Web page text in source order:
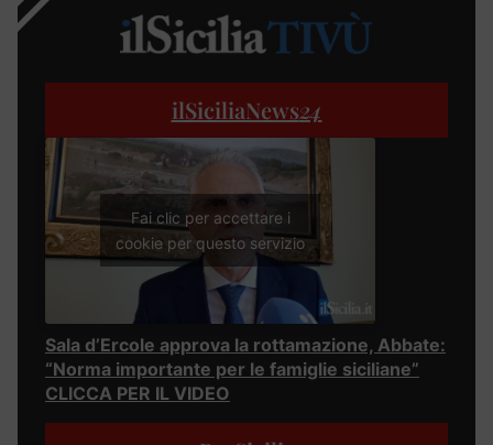
ilSiciliaNews24
Fai clic per accettare i
cookie per questo servizio
Sala d’Ercole approva la rottamazione, Abbate:
“Norma importante per le famiglie siciliane”
CLICCA PER IL VIDEO